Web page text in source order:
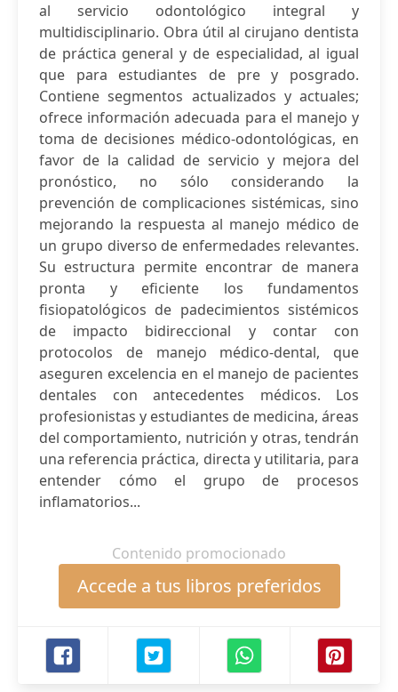
al servicio odontológico integral y
multidisciplinario. Obra útil al cirujano dentista
de práctica general y de especialidad, al igual
que para estudiantes de pre y posgrado.
Contiene segmentos actualizados y actuales;
ofrece información adecuada para el manejo y
toma de decisiones médico-odontológicas, en
favor de la calidad de servicio y mejora del
pronóstico, no sólo considerando la
prevención de complicaciones sistémicas, sino
mejorando la respuesta al manejo médico de
un grupo diverso de enfermedades relevantes.
Su estructura permite encontrar de manera
pronta y eficiente los fundamentos
fisiopatológicos de padecimientos sistémicos
de impacto bidireccional y contar con
protocolos de manejo médico-dental, que
aseguren excelencia en el manejo de pacientes
dentales con antecedentes médicos. Los
profesionistas y estudiantes de medicina, áreas
del comportamiento, nutrición y otras, tendrán
una referencia práctica, directa y utilitaria, para
entender cómo el grupo de procesos
inflamatorios...
Contenido promocionado
Accede a tus libros preferidos